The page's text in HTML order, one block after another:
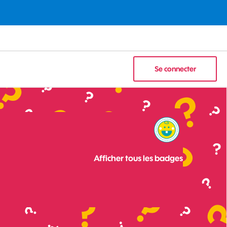
Se connecter
Afficher tous les badges